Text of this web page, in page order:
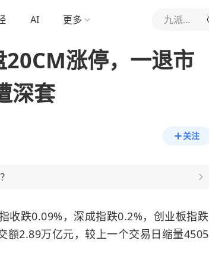
AI 更多 九派财经
涨停，一退市
深套
关注
收跌0.09%，深成指跌0.2%，创业板指跌
额2.89万亿元，较上一个交易日缩量4505